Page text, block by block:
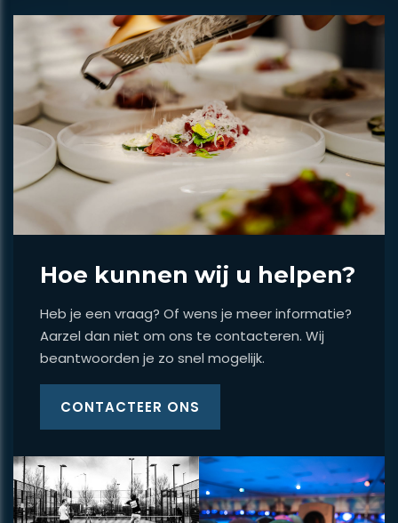
Hoe kunnen wij u helpen?
Heb je een vraag? Of wens je meer informatie?
Aarzel dan niet om ons te contacteren. Wij
beantwoorden je zo snel mogelijk.
CONTACTEER ONS